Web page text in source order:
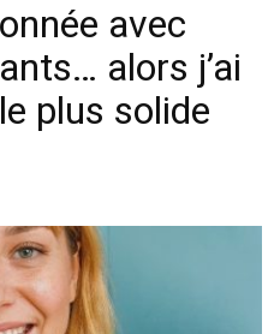
avec
alors j’ai
plus solide